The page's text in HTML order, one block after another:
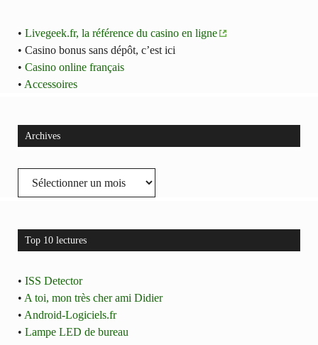
• Livegeek.fr, la référence du casino en ligne
• Casino bonus sans dépôt, c’est ici
• Casino online français
• Accessoires
Archives
Archives
Top 10 lectures
• ISS Detector
• A toi, mon très cher ami Didier
• Android-Logiciels.fr
• Lampe LED de bureau